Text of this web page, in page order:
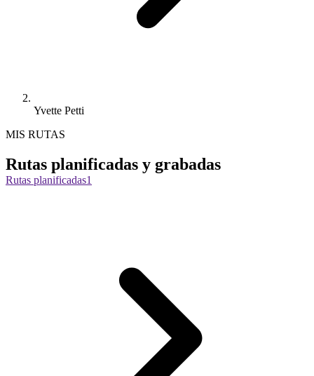
Yvette Petti
MIS RUTAS
Rutas planificadas y grabadas
Rutas planificadas1